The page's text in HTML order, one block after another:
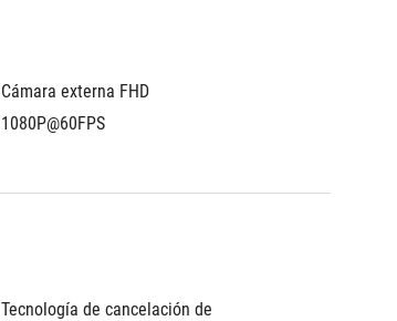
Cámara externa FHD
1080P@60FPS
Tecnología de cancelación de